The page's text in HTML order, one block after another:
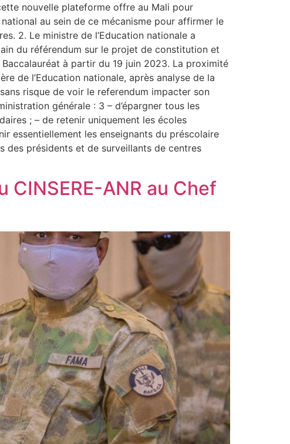
nouvelle plateforme offre au Mali pour
au sein de ce mécanisme pour affirmer le
2. Le ministre de l’Education nationale a
du référendum sur le projet de constitution et
à partir du 19 juin 2023. La proximité
de l’Education nationale, après analyse de la
risque de voir le referendum impacter son
générale : 3 – d’épargner tous les
; – de retenir uniquement les écoles
essentiellement les enseignants du préscolaire
des présidents et de surveillants de centres
ANR au Chef